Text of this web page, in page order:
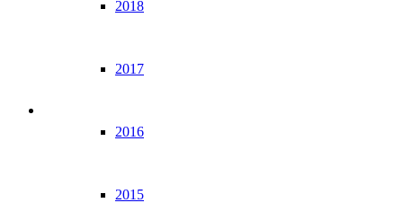
2018
2017
2016
2015